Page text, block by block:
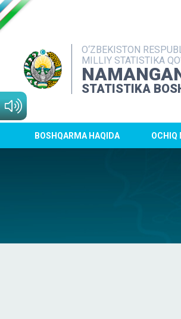
O‘ZBEKISTON
MILLIY STATISTIKA
STATISTIKA
BOSHQARMA HAQIDA OCHIQ